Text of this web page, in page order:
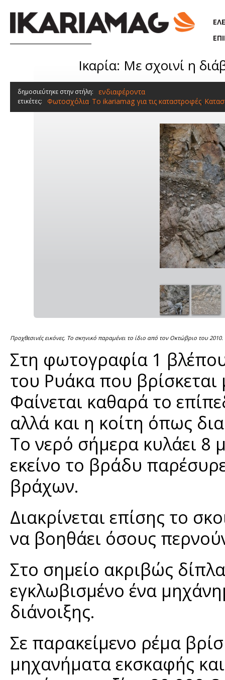
Ικαρία: Με σχοινί η
δημοσιεύτηκε στην στήλη: ενδιαφέροντα
ετικέτες: Φωτοσχόλια, To ikariamag για τις καταστροφές,
Προχθεσινές εικόνες. Το σκηνικό παραμένει το ίδιο από τον Οκτώβριο του 2010.
Στη φωτογραφία 1
του Ρυάκα που
Φαίνεται καθαρά το
αλλά και η κοίτη όπως
Το νερό σήμερα κυλάει
εκείνο το βράδυ
βράχων.
Διακρίνεται επίσης το
να βοηθάει όσους
Στο σημείο ακριβώς
εγκλωβισμένο ένα
διάνοιξης.
Σε παρακείμενο ρέμα
μηχανήματα εκσκαφής